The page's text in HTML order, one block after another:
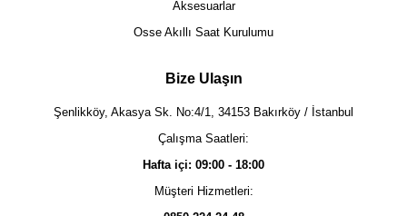
Aksesuarlar
Osse Akıllı Saat Kurulumu
Bize Ulaşın
Şenlikköy, Akasya Sk. No:4/1, 34153 Bakırköy / İstanbul
Çalışma Saatleri:
Hafta içi: 09:00 - 18:00
Müşteri Hizmetleri: